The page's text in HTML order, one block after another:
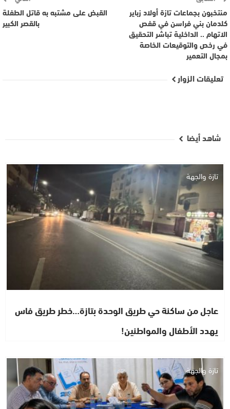
منتخبون بجماعات تازة أولاد زباير
كلدمان بني فراسن في قفص
الاتهام .. الداخلية تباشر التحقيق
في رخص والتوقيعات الخاصة
بمجال التعمير
القبض على مشتبه به قاتل الطفلة
بالقصر الكبير
تعليقات الزوار
شاهد أيضا
تازة والجهة
عاجل من ساكنة حي طريق الوحدة بتازة…خطر طريق فاس
يهدد الأطفال والمواطنين!
تازة والجهة